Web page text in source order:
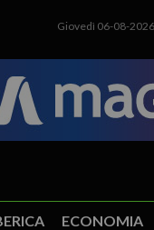
Giovedì 06-08-2026
ECONOMIA